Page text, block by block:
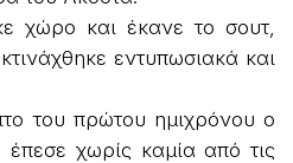
χώρο και έκανε το σουτ,
εντυπωσιακά και
του πρώτου ημιχρόνου ο
έπεσε χωρίς καμία από τις